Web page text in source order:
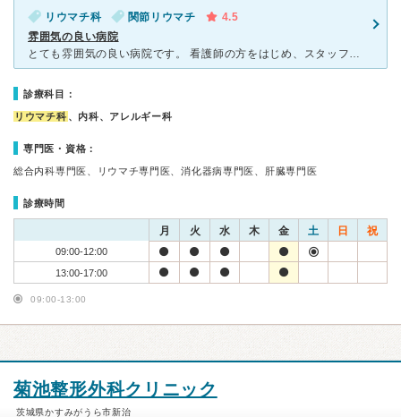
リウマチ科 関節リウマチ
4.5
雰囲気の良い病院
とても雰囲気の良い病院です。 看護師の方をはじめ、スタッフの皆さんがとても優しくて明るいです。 新しい病院という事もありますが、待合室の天井には空が描かれモニターには四季折々の風景が映し出され、P
診療科目：
リウマチ科 、内科、アレルギー科
専門医・資格：
総合内科専門医、リウマチ専門医、消化器病専門医、肝臓専門医
診療時間
月 火 水 木 金 土 日 祝
09:00-12:00
13:00-17:00
09:00-13:00
菊池整形外科クリニック
茨城県かすみがうら市新治